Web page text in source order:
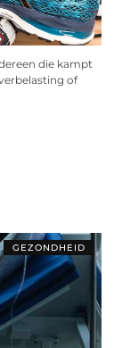
die kampt
of
GEZONDHEID